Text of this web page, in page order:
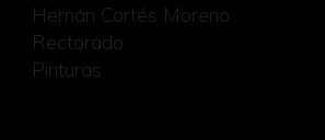
Hernán Cortés Moreno
Rectorado
Pinturas